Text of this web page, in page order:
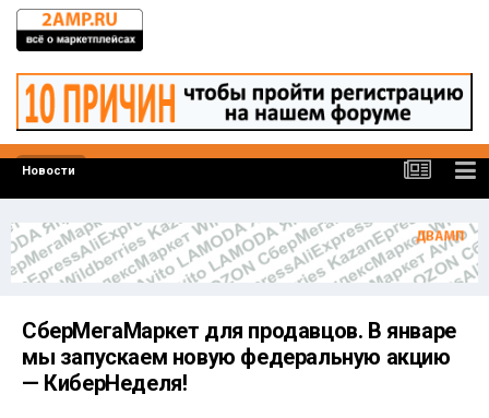
Новости
СберМегаМаркет для продавцов. В январе
мы запускаем новую федеральную акцию
— КиберНеделя!